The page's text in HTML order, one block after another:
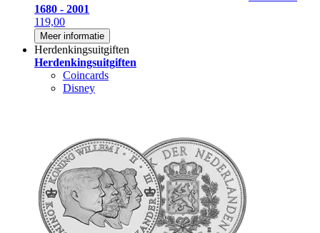
1680 - 2001
119,00
Meer informatie
Herdenkingsuitgiften
Herdenkingsuitgiften
Coincards
Disney